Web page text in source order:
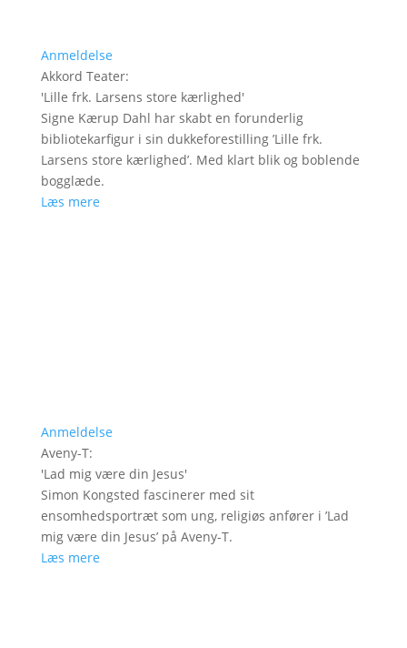
Anmeldelse
Akkord Teater:
'Lille frk. Larsens store kærlighed'
Signe Kærup Dahl har skabt en forunderlig
bibliotekarfigur i sin dukkeforestilling ’Lille frk.
Larsens store kærlighed’. Med klart blik og boblende
bogglæde.
Læs mere
Anmeldelse
Aveny-T:
'Lad mig være din Jesus'
Simon Kongsted fascinerer med sit
ensomhedsportræt som ung, religiøs anfører i ’Lad
mig være din Jesus’ på Aveny-T.
Læs mere